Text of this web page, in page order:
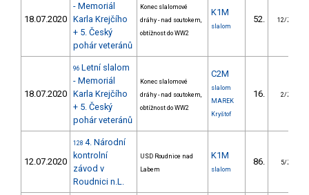
18.07.2020
- Memoriál
Karla Krejčího
+ 5. Český
pohár veteránů
Konec slalomové
dráhy - nad soutokem,
obtížnost do WW2
K1M
slalom
52. 12/ZS
18.07.2020
96 Letní slalom
- Memoriál
Karla Krejčího
+ 5. Český
pohár veteránů
Konec slalomové
dráhy - nad soutokem,
obtížnost do WW2
C2M
slalom
MAREK
Kryštof
16. 2/ZS
12.07.2020
128 4. Národní
kontrolní
závod v
Roudnici n.L.
USD Roudnice nad
Labem
K1M
slalom
86. 5/ZS